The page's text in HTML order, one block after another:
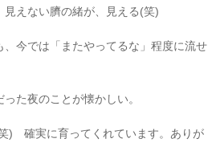
えない臍の緒が、見える(笑)
今では「またやってるな」程度に流せ
た夜のことが懐かしい。
) 確実に育ってくれています。ありが